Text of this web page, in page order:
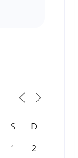
S D
1 2